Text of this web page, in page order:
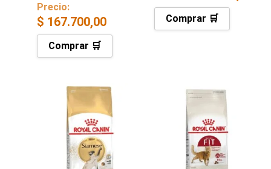
Precio:
$ 167.700,00
Comprar 🛒
Comprar 🛒